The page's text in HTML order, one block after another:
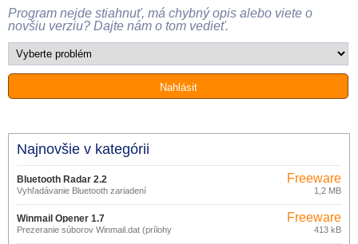
Program nejde stiahnuť, má chybný opis alebo viete o
novšiu verziu? Dajte nám o tom vedieť.
Najnovšie v kategórii
Bluetooth Radar 2.2
Vyhľadávanie Bluetooth zariadení
Freeware
1,2 MB
Winmail Opener 1.7
Prezeranie súborov Winmail.dat (prílohy
Freeware
413 kB